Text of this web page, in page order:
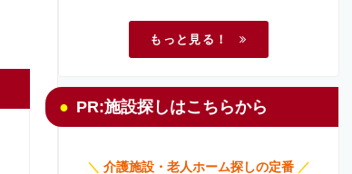
もっと見る！
PR:施設探しはこちらから
＼ 介護施設・老人ホーム探しの定番 ／